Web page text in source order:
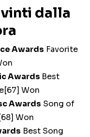
dalla
Awards Favorite
Awards Best
Won
Awards Song of
Won
Best Song